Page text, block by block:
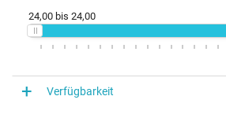
24,00 bis 24,00
Verfügbarkeit